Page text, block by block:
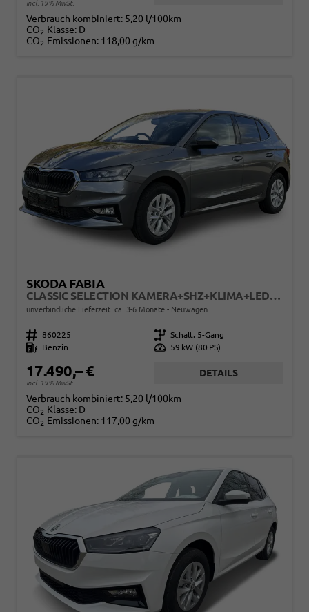
incl. 19% MwSt.
Verbrauch kombiniert: 5,20 l/100km
CO2-Klasse: D
CO2-Emissionen: 118,00 g/km
SKODA FABIA
CLASSIC SELECTION KAMERA+SHZ+KLIMA+LED+15" LM+SMARTLINK
unverbindliche Lieferzeit: ca. 3-6 Monate Neuwagen
Fahrzeugnr. 860225 Getriebe Schalt. 5-Gang
Kraftstoff
Benzin Leistung 59 kW (80 PS)
17.490,– €
incl. 19% MwSt.
DETAILS
Verbrauch kombiniert: 5,20 l/100km
CO2-Klasse: D
CO2-Emissionen: 117,00 g/km